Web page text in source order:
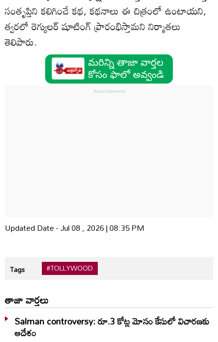
సంతృప్తిని కలిగించే కథ, కథనాలు ఈ చిత్రంలో ఉంటాయని,
త్వరలో రెగ్యులర్‌ షూటింగ్‌ ప్రారంభిస్తామని నిర్మాతలు
తెలిపారు.
Updated Date - Jul 08 , 2026 | 08:35 PM
Tags #TOLLYWOOD
తాజా వార్తలు
Salman controversy: రూ.3 కోట్ల మోసం కేసులో విచారణకు
ఆదేశం